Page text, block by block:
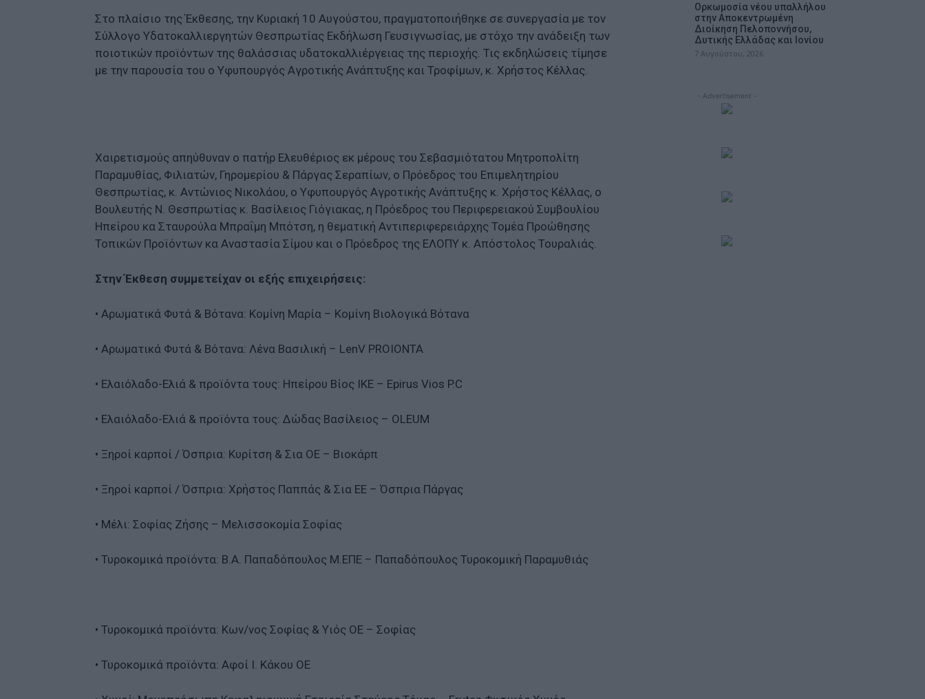
Στο πλαίσιο της Έκθεσης, την Κυριακή 10 Αυγούστου, πραγματοποιήθηκε σε συνεργασία με τον
Σύλλογο Υδατοκαλλιεργητών Θεσπρωτίας Εκδήλωση Γευσιγνωσίας, με στόχο την ανάδειξη των
ποιοτικών προϊόντων της θαλάσσιας υδατοκαλλιέργειας της περιοχής. Τις εκδηλώσεις τίμησε
με την παρουσία του ο Υφυπουργός Αγροτικής Ανάπτυξης και Τροφίμων, κ. Χρήστος Κέλλας.
Χαιρετισμούς απηύθυναν ο πατήρ Ελευθέριος εκ μέρους του Σεβασμιότατου Μητροπολίτη
Παραμυθίας, Φιλιατών, Γηρομερίου & Πάργας Σεραπίων, ο Πρόεδρος του Επιμελητηρίου
Θεσπρωτίας, κ. Αντώνιος Νικολάου, ο Υφυπουργός Αγροτικής Ανάπτυξης κ. Χρήστος Κέλλας, ο
Βουλευτής Ν. Θεσπρωτίας κ. Βασίλειος Γιόγιακας, η Πρόεδρος του Περιφερειακού Συμβουλίου
Ηπείρου κα Σταυρούλα Μπραΐμη Μπότση, η θεματική Αντιπεριφερειάρχης Τομέα Προώθησης
Τοπικών Προϊόντων κα Αναστασία Σίμου και ο Πρόεδρος της ΕΛΟΠΥ κ. Απόστολος Τουραλιάς.
Στην Έκθεση συμμετείχαν οι εξής επιχειρήσεις:
• Αρωματικά Φυτά & Βότανα: Κομίνη Μαρία – Κομίνη Βιολογικά Βότανα
• Αρωματικά Φυτά & Βότανα: Λένα Βασιλική – LenV PROIONTA
• Ελαιόλαδο-Ελιά & προϊόντα τους: Ηπείρου Βίος ΙΚΕ – Epirus Vios P.C
• Ελαιόλαδο-Ελιά & προϊόντα τους: Δώδας Βασίλειος – OLEUM
• Ξηροί καρποί / Όσπρια: Κυρίτση & Σια ΟΕ – Βιοκάρπ
• Ξηροί καρποί / Όσπρια: Χρήστος Παππάς & Σια ΕΕ – Όσπρια Πάργας
• Μέλι: Σοφίας Ζήσης – Μελισσοκομία Σοφίας
• Τυροκομικά προϊόντα: Β.Α. Παπαδόπουλος Μ.ΕΠΕ – Παπαδόπουλος Τυροκομική Παραμυθιάς
• Τυροκομικά προϊόντα: Κων/νος Σοφίας & Υιός ΟΕ – Σοφίας
• Τυροκομικά προϊόντα: Αφοί Ι. Κάκου ΟΕ
Ορκωμοσία νέου υπαλλήλου
στην Αποκεντρωμένη
Διοίκηση Πελοποννήσου,
Δυτικής Ελλάδας και Ιονίου
7 Αυγούστου, 2026
- Advertisement -